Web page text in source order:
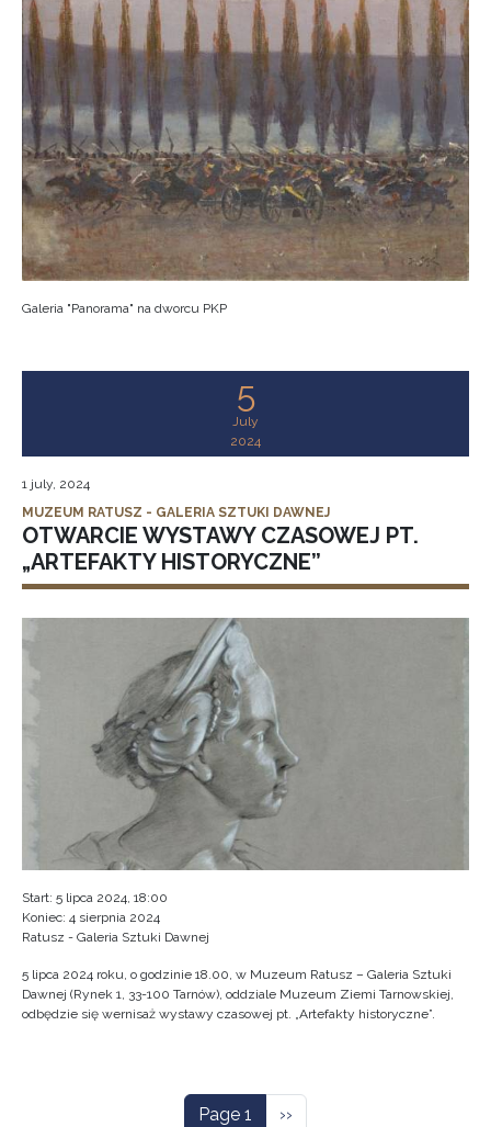
Galeria "Panorama" na dworcu PKP
5
July
2024
1 july, 2024
MUZEUM RATUSZ - GALERIA SZTUKI DAWNEJ
OTWARCIE WYSTAWY CZASOWEJ PT.
„ARTEFAKTY HISTORYCZNE”
Start: 5 lipca 2024, 18:00
Koniec: 4 sierpnia 2024
Ratusz - Galeria Sztuki Dawnej
5 lipca 2024 roku, o godzinie 18.00, w Muzeum Ratusz – Galeria Sztuki
Dawnej (Rynek 1, 33-100 Tarnów), oddziale Muzeum Ziemi Tarnowskiej,
odbędzie się wernisaż wystawy czasowej pt. „Artefakty historyczne”.
Page 1 Next page
››